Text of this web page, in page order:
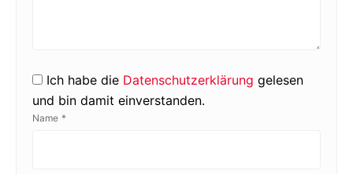
Ich habe die Datenschutzerklärung gelesen
und bin damit einverstanden.
Name *